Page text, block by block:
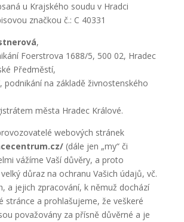
u Krajského soudu v Hradci
značkou č.: C 40331
,
Foerstrova 1688/5, 500 02, Hradec
Předměstí,
podnikání na základě živnostenského
města Hradec Králové.
webových stránek
(dále jen „my“ či
vážíme Vaší důvěry, a proto
důraz na ochranu Vašich údajů, vč.
a jejich zpracování, k němuž dochází
stránce a prohlašujeme, že veškeré
považovány za přísně důvěrné a je